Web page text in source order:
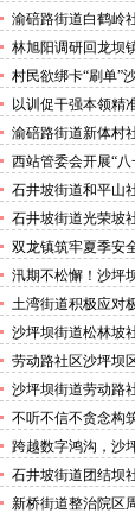
季征兵政策宣讲活动
渝碚路街道白鹤岭
清凉活动
林旭阳调研回龙坝
镇
村民欲绑卡“刷单”
以训促干强本领精
渝碚路街道新体村
身边”沙坪坝区代
西站管委会开展“八
活动
石井坡街道和平山
安康”沙坪坝区代
石井坡街道光荣坡
防安全专项检查宣传
双龙镇筑牢夏季安
汛期不松懈！沙坪
销专项排查，守牢
土湾街道积极应对
沙坪坝街道松林坡
全专项检查
劳动路社区沙坪坝
沙坪坝街道劳动路
代办执照卫生健康
不听不信不贪念构
——沙坪坝街道松林
跨越数字鸿沟，沙
石井坡街道团结坝
边值守
新桥街道整治院区